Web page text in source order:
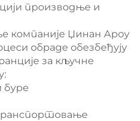
производње и
компаније Џинан Ароу
обраде обезбеђују
за кључне
буре